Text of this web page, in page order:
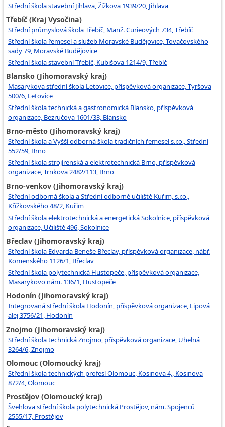
Střední škola stavební Jihlava, Žižkova 1939/20, Jihlava
Třebíč (Kraj Vysočina)
Střední průmyslová škola Třebíč, Manž. Curieových 734, Třebíč
Střední škola řemesel a služeb Moravské Budějovice, Tovačovského
sady 79, Moravské Budějovice
Střední škola stavební Třebíč, Kubišova 1214/9, Třebíč
Blansko (Jihomoravský kraj)
Masarykova střední škola Letovice, příspěvková organizace, Tyršova
500/6, Letovice
Střední škola technická a gastronomická Blansko, příspěvková
organizace, Bezručova 1601/33, Blansko
Brno-město (Jihomoravský kraj)
Střední škola a Vyšší odborná škola tradičních řemesel s.r.o., Střední
552/59, Brno
Střední škola strojírenská a elektrotechnická Brno, příspěvková
organizace, Trnkova 2482/113, Brno
Brno-venkov (Jihomoravský kraj)
Střední odborná škola a Střední odborné učiliště Kuřim, s.r.o.,
Křížkovského 48/2, Kuřim
Střední škola elektrotechnická a energetická Sokolnice, příspěvková
organizace, Učiliště 496, Sokolnice
Břeclav (Jihomoravský kraj)
Střední škola Edvarda Beneše Břeclav, příspěvková organizace, nábř.
Komenského 1126/1, Břeclav
Střední škola polytechnická Hustopeče, příspěvková organizace,
Masarykovo nám. 136/1, Hustopeče
Hodonín (Jihomoravský kraj)
Integrovaná střední škola Hodonín, příspěvková organizace, Lipová
alej 3756/21, Hodonín
Znojmo (Jihomoravský kraj)
Střední škola technická Znojmo, příspěvková organizace, Uhelná
3264/6, Znojmo
Olomouc (Olomoucký kraj)
Střední škola technických profesí Olomouc, Kosinova 4,, Kosinova
872/4, Olomouc
Prostějov (Olomoucký kraj)
Švehlova střední škola polytechnická Prostějov, nám. Spojenců
2555/17, Prostějov